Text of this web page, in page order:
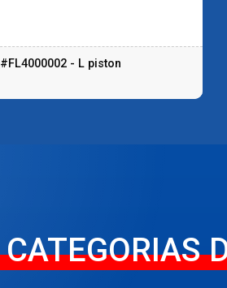
#FL4000002 - L piston
CATEGORIAS